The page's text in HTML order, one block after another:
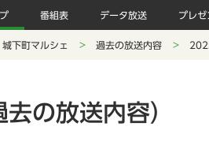
番組表 データ放送 プレゼ
城下町マルシェ 過去の放送内容
の放送内容）